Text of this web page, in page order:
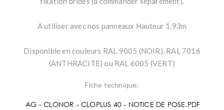
A utiliser avec nos panneaux Hauteur 1,93m
Disponible en couleurs RAL 9005 (NOIR), RAL 7016
(ANTHRACITE) ou RAL 6005 (VERT)
Fiche technique:
AG - CLONOR - CLOPLUS 40 - NOTICE DE POSE.PDF